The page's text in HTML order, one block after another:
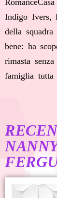
Indigo Ivers,
della
bene: ha
rimasta
famiglia